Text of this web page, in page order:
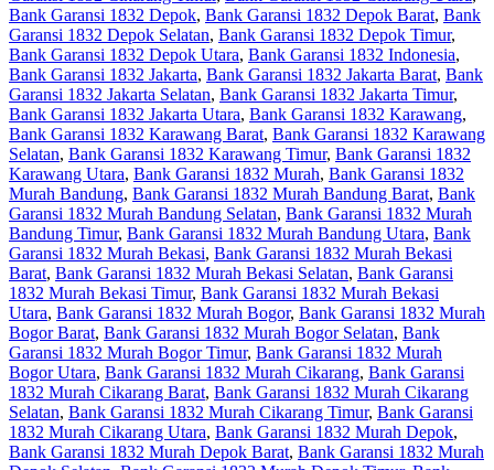
Bank Garansi 1832 Depok, Bank Garansi 1832 Depok Barat, Bank
Garansi 1832 Depok Selatan, Bank Garansi 1832 Depok Timur,
Bank Garansi 1832 Depok Utara, Bank Garansi 1832 Indonesia,
Bank Garansi 1832 Jakarta, Bank Garansi 1832 Jakarta Barat, Bank
Garansi 1832 Jakarta Selatan, Bank Garansi 1832 Jakarta Timur,
Bank Garansi 1832 Jakarta Utara, Bank Garansi 1832 Karawang,
Bank Garansi 1832 Karawang Barat, Bank Garansi 1832 Karawang
Selatan, Bank Garansi 1832 Karawang Timur, Bank Garansi 1832
Karawang Utara, Bank Garansi 1832 Murah, Bank Garansi 1832
Murah Bandung, Bank Garansi 1832 Murah Bandung Barat, Bank
Garansi 1832 Murah Bandung Selatan, Bank Garansi 1832 Murah
Bandung Timur, Bank Garansi 1832 Murah Bandung Utara, Bank
Garansi 1832 Murah Bekasi, Bank Garansi 1832 Murah Bekasi
Barat, Bank Garansi 1832 Murah Bekasi Selatan, Bank Garansi
1832 Murah Bekasi Timur, Bank Garansi 1832 Murah Bekasi
Utara, Bank Garansi 1832 Murah Bogor, Bank Garansi 1832 Murah
Bogor Barat, Bank Garansi 1832 Murah Bogor Selatan, Bank
Garansi 1832 Murah Bogor Timur, Bank Garansi 1832 Murah
Bogor Utara, Bank Garansi 1832 Murah Cikarang, Bank Garansi
1832 Murah Cikarang Barat, Bank Garansi 1832 Murah Cikarang
Selatan, Bank Garansi 1832 Murah Cikarang Timur, Bank Garansi
1832 Murah Cikarang Utara, Bank Garansi 1832 Murah Depok,
Bank Garansi 1832 Murah Depok Barat, Bank Garansi 1832 Murah